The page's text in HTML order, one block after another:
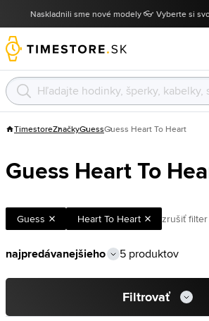
Naskladnili sme nové modely 👓 Vyberte si
TimestoreZnačkyGuessGuess Heart To Heart
Guess Heart To
Guess Heart To Heart zrušiť filter
5 produktov
Filtrovať